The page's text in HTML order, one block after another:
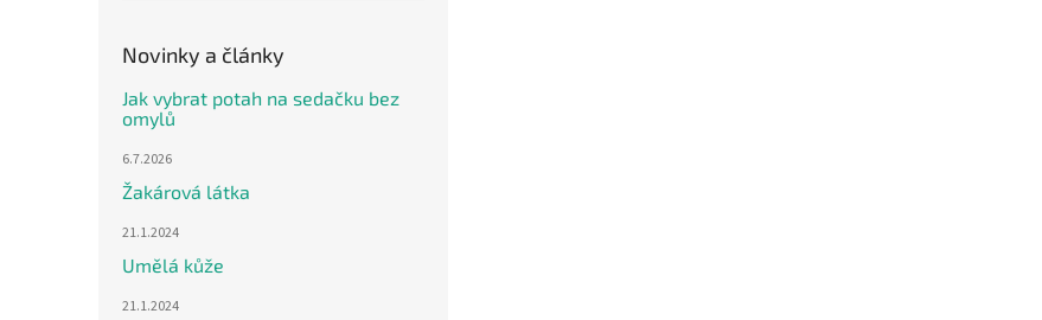
Novinky a články
Jak vybrat potah na sedačku bez
omylů
6.7.2026
Žakárová látka
21.1.2024
Umělá kůže
21.1.2024